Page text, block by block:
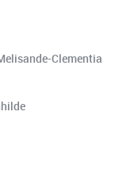
Clementia